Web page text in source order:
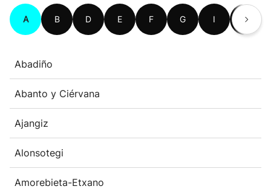
A B D E F G I K
Abadiño
Abanto y Ciérvana
Ajangiz
Alonsotegi
Amorebieta-Etxano